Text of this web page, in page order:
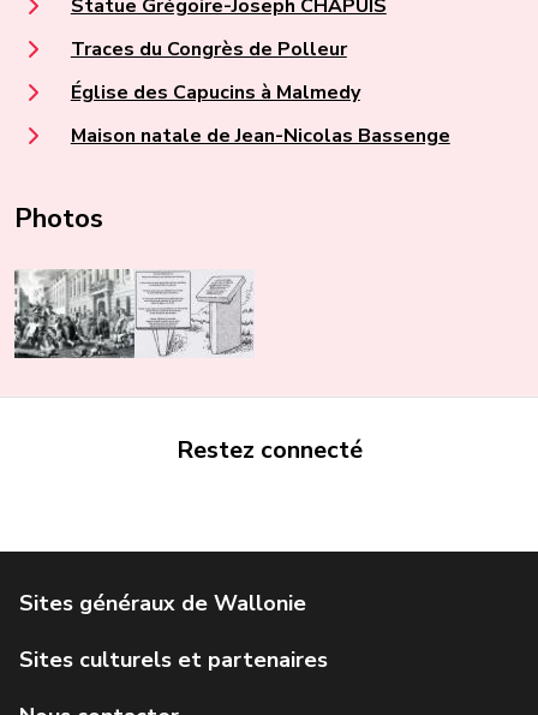
Statue Grégoire-Joseph CHAPUIS
Traces du Congrès de Polleur
Église des Capucins à Malmedy
Maison natale de Jean-Nicolas Bassenge
Photos
Restez connecté
Service public de Wallonie